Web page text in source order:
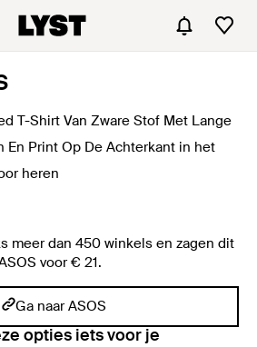
T-Shirt Van Zware Stof Met Lange
En Print Op De Achterkant in het
heren
meer dan 450 winkels en zagen dit
voor € 21.
Ga naar ASOS
opties iets voor je